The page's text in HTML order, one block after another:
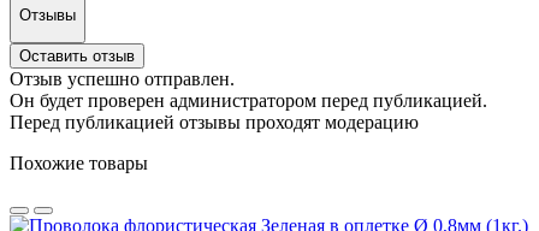
Отзывы
Оставить отзыв
Отзыв успешно отправлен.
Он будет проверен администратором перед публикацией.
Перед публикацией отзывы проходят модерацию
Похожие товары